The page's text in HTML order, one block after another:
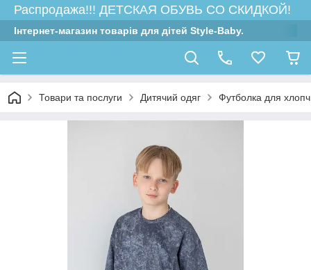
Распродажа!!! ДЕТСКАЯ ОБУВЬ СО СКИДКОЙ!
Інтернет-магазин товарів для дітей Style-Baby.
Товари та послуги Дитячий одяг Футболка для